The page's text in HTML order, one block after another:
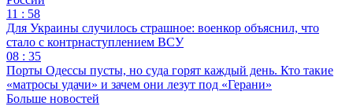
11 : 58
Для Украины случилось страшное: военкор объяснил, что
стало с контрнаступлением ВСУ
08 : 35
Порты Одессы пусты, но суда горят каждый день. Кто такие
«матросы удачи» и зачем они лезут под «Герани»
Больше новостей